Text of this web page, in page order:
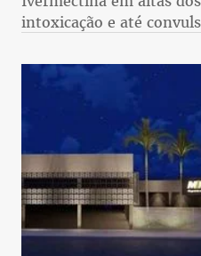
intoxicação e até